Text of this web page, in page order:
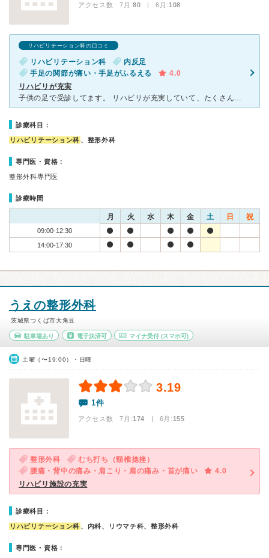
アクセス数 7月:80 | 6月:108
リハビリテーション科の口コミ
リハビリテーション科
内反足
手足の関節が痛い・手足がふるえる
4.0
リハビリが充実
子供の足で受診してます。 リハビリが充実していて、たくさんの人が通っています。 理学療法士さんは若くて優しい方たちです！ 担当の理学療法士さんは、たくさん子供にとってどうしたらいいか考えてくれま
診療科目：
リハビリテーション科 、整形外科
専門医・資格：
整形外科専門医
診療時間
月 火 水 木 金 土 日 祝
09:00-12:30
14:00-17:30
うえの整形外科
茨城県つくば市大角豆
駐車場あり 電子決済可 マイナ受付 (スマホ可)
土曜（〜19:00）・日曜
3.19
1件
アクセス数 7月:174 | 6月:155
整形外科
むち打ち（頸椎捻挫）
腰痛・背中の痛み・肩こり・肩の痛み・首が痛い
4.0
リハビリ施設の充実
診療科目：
リハビリテーション科 、内科、リウマチ科、整形外科
専門医・資格：